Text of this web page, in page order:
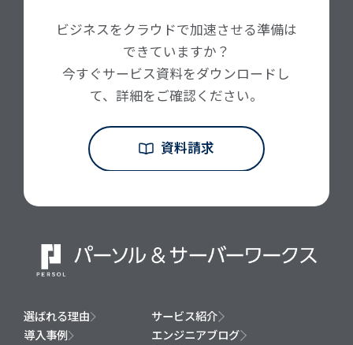
ビジネスをクラウドで加速させる準備は
できていますか？
今すぐサービス資料をダウンロードし
て、詳細をご確認ください。
資料請求
選ばれる理由
サービス紹介
導入事例
エンジニアブログ